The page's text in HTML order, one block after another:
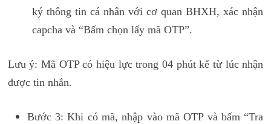
ký thông tin cá nhân với cơ quan BHXH, xác nhận
capcha và “Bấm chọn lấy mã OTP”.
Lưu ý: Mã OTP có hiệu lực trong 04 phút kể từ lúc nhận
được tin nhắn.
Bước 3: Khi có mã, nhập vào mã OTP và bấm “Tra